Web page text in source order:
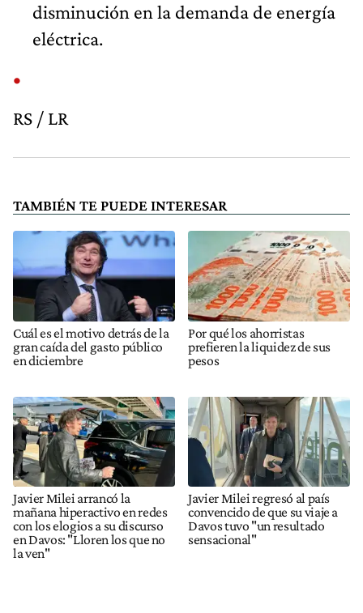
disminución en la demanda de energía
eléctrica.
RS / LR
TAMBIÉN TE PUEDE INTERESAR
Cuál es el motivo detrás de la
gran caída del gasto público
en diciembre
Por qué los ahorristas
prefieren la liquidez de sus
pesos
Javier Milei arrancó la
mañana hiperactivo en redes
con los elogios a su discurso
en Davos: "Lloren los que no
la ven"
Javier Milei regresó al país
convencido de que su viaje a
Davos tuvo "un resultado
sensacional"